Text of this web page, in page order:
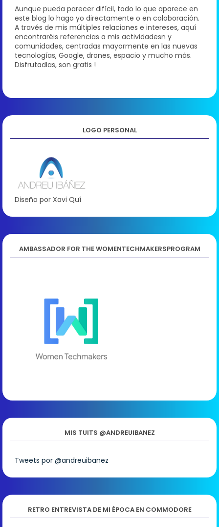
Aunque pueda parecer difícil, todo lo que aparece en
este blog lo hago yo directamente o en colaboración.
A través de mis múltiples relaciones e intereses, aquí
encontraréis referencias a mis actividadesn y
comunidades, centradas mayormente en las nuevas
tecnologías, Google, drones, espacio y mucho más.
Disfrutadlas, son gratis !
LOGO PERSONAL
Diseño por Xavi Quí
AMBASSADOR FOR THE WOMENTECHMAKERSPROGRAM
MIS TUITS @ANDREUIBANEZ
Tweets por @andreuibanez
RETRO ENTREVISTA DE MI ÉPOCA EN COMMODORE